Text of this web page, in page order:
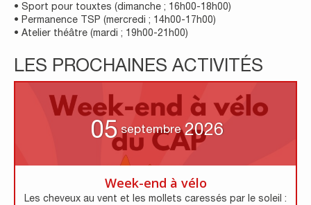
• Sport pour touxtes (dimanche ; 16h00-18h00)
• Permanence TSP (mercredi ; 14h00-17h00)
• Atelier théâtre (mardi ; 19h00-21h00)
LES PROCHAINES ACTIVITÉS
05 septembre 2026
Week-end à vélo
Les cheveux au vent et les mollets caressés par le soleil :